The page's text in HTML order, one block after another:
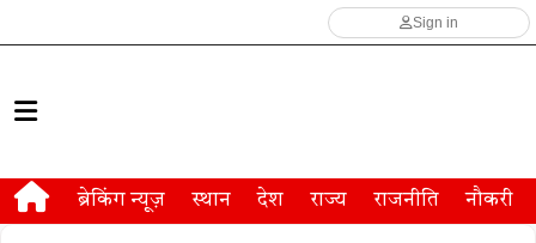
Sign in
ब्रेकिंग न्यूज़ स्थान देश राज्य राजनीति नौकरी